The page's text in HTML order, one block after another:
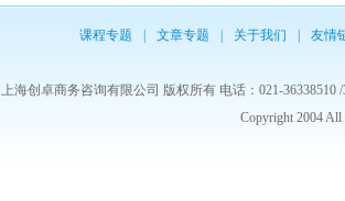
课程专题 文章专题 关于我们 友情
上海创卓商务咨询有限公司 版权所有 电话：021-36338510 /
Copyright 2004 All